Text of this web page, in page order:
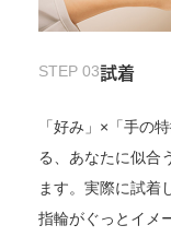
STEP 03試着
「好み」×「手の
る、あなたに似合
ます。実際に試着
指輪がぐっとイメ